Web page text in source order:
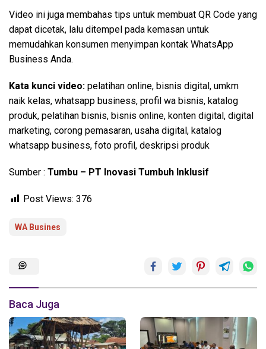
Video ini juga membahas tips untuk membuat QR Code yang
dapat dicetak, lalu ditempel pada kemasan untuk
memudahkan konsumen menyimpan kontak WhatsApp
Business Anda.
Kata kunci video: pelatihan online, bisnis digital, umkm
naik kelas, whatsapp business, profil wa bisnis, katalog
produk, pelatihan bisnis, bisnis online, konten digital, digital
marketing, corong pemasaran, usaha digital, katalog
whatsapp business, foto profil, deskripsi produk
Sumber : Tumbu – PT Inovasi Tumbuh Inklusif
Post Views: 376
WA Busines
Baca Juga